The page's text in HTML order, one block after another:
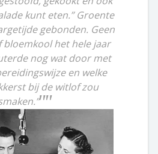
kunt eten.” Groente
gebonden. Geen
het hele jaar
nog wat door met
en welke
bij de witlof zou